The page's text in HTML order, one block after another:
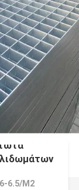
6.5/M2